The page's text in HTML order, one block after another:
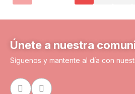
Únete a nuestra
Síguenos y mantente al día con